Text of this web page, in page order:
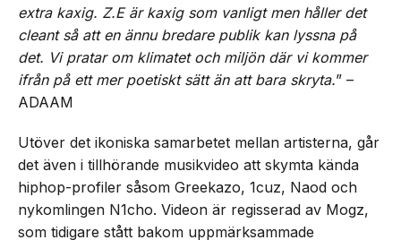
extra kaxig. Z.E är kaxig som vanligt men håller det
cleant så att en ännu bredare publik kan lyssna på
det. Vi pratar om klimatet och miljön där vi kommer
ifrån på ett mer poetiskt sätt än att bara skryta.” –
ADAAM
Utöver det ikoniska samarbetet mellan artisterna, går
det även i tillhörande musikvideo att skymta kända
hiphop-profiler såsom Greekazo, 1cuz, Naod och
nykomlingen N1cho. Videon är regisserad av Mogz,
som tidigare stått bakom uppmärksammade